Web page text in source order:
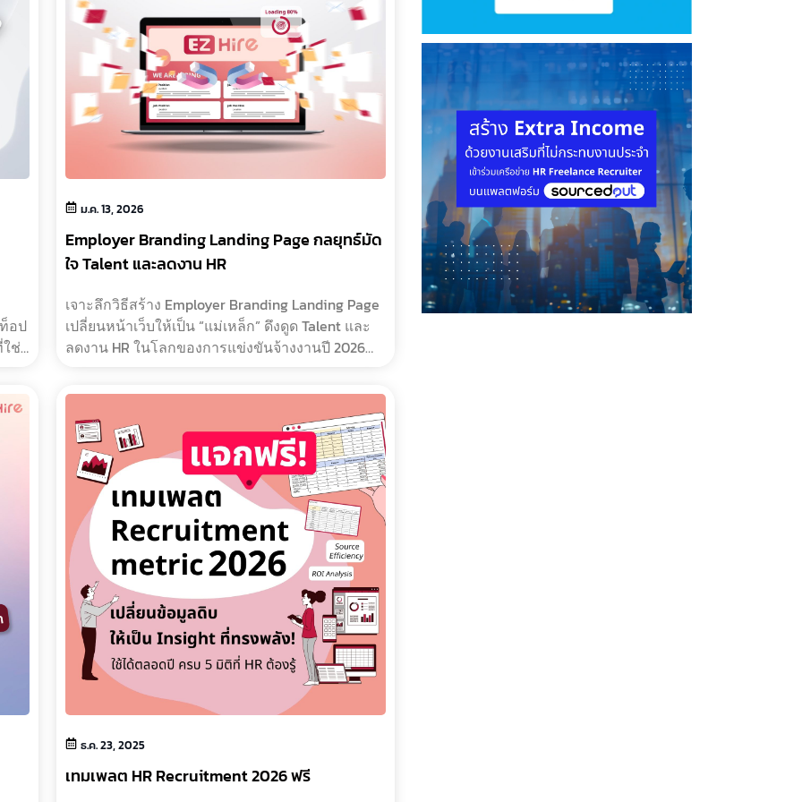
อป
ช่”
ม.ค. 13, 2026
Employer Branding Landing Page กลยุทธ์มัด
ใจ Talent และลดงาน HR
เจาะลึกวิธีสร้าง Employer Branding Landing Page
เปลี่ยนหน้าเว็บให้เป็น “แม่เหล็ก” ดึงดูด Talent และ
ลดงาน HR ในโลกของการแข่งขันจ้างงานปี 2026
ใครให้มากกว่า ใค�…
ธ.ค. 23, 2025
เทมเพลต HR Recruitment 2026 ฟรี